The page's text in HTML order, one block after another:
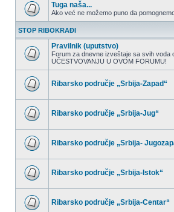
postova
Tuga naša...
Ako već ne možemo puno da
STOP RIBOKRAĐI
Nema
nepročitanih
Pravilnik (uputstvo)
Forum za dnevne izveštaje sa svih voda
UČESTVOVANJU U OVOM FORUMU!
nepročitanih
Ribarsko područje „Srbija-Zapad“
nepročitanih
Ribarsko područje „Srbija-Jug“
nepročitanih
Ribarsko područje „Srbija-
nepročitanih
Ribarsko područje „Srbija-Istok“
Ribarsko područje „Srbija-Centar“